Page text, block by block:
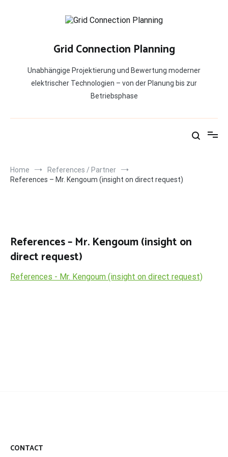
Grid Connection Planning
Unabhängige Projektierung und Bewertung moderner
elektrischer Technologien – von der Planung bis zur
Betriebsphase
Home
References / Partner
References – Mr. Kengoum (insight on direct request)
References – Mr. Kengoum (insight on
direct request)
References - Mr. Kengoum (insight on direct request)
CONTACT